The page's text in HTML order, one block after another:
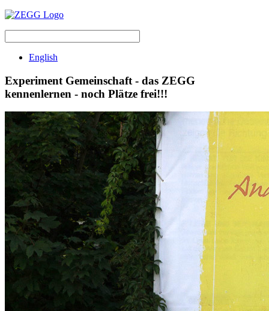
English
Experiment Gemeinschaft - das ZEGG
kennenlernen - noch Plätze frei!!!